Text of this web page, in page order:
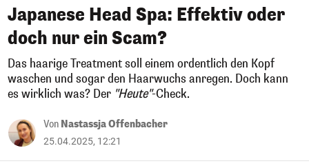
Japanese Head Spa: Effektiv oder
doch nur ein Scam?
Das haarige Treatment soll einem ordentlich den Kopf
waschen und sogar den Haarwuchs anregen. Doch kann
es wirklich was? Der "Heute"-Check.
Von Nastassja Offenbacher
25.04.2025, 12:21